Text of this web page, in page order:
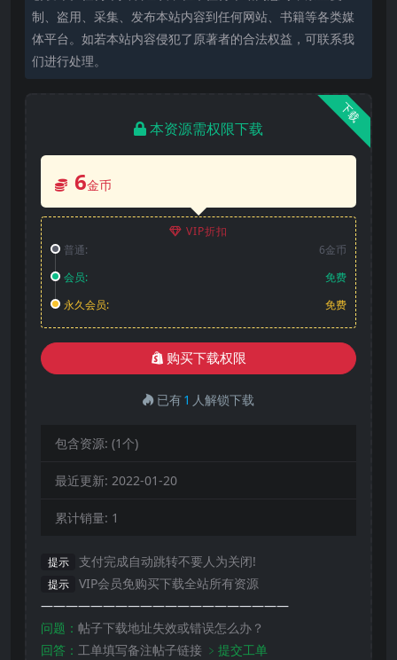
制、盗用、采集、发布本站内容到任何网站、书籍等各类媒
体平台。如若本站内容侵犯了原著者的合法权益，可联系我
们进行处理。
下载
本资源需权限下载
6金币
VIP折扣
普通:
6金币
会员:
免费
永久会员:
免费
购买下载权限
已有1 人解锁下载
包含资源: (1个)
最近更新: 2022-01-20
累计销量: 1
提示 支付完成自动跳转不要人为关闭!
提示
VIP会员免购买下载全站所有资源
————————————————————
问题： 帖子下载地址失效或错误怎么办？
回答： 工单填写备注帖子链接 ﹥提交工单